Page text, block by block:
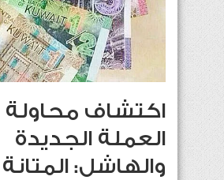
اكتشاف محاولة
العملة الجديدة
والهاشل: المتانة